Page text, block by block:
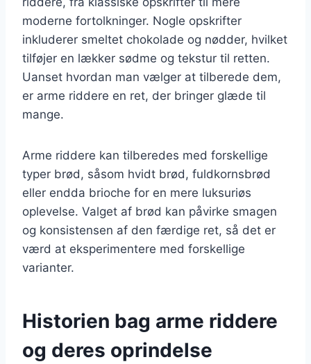
moderne fortolkninger. Nogle opskrifter
inkluderer smeltet chokolade og nødder, hvilket
tilføjer en lækker sødme og tekstur til retten.
Uanset hvordan man vælger at tilberede dem,
er arme riddere en ret, der bringer glæde til
mange.
Arme riddere kan tilberedes med forskellige
typer brød, såsom hvidt brød, fuldkornsbrød
eller endda brioche for en mere luksuriøs
oplevelse. Valget af brød kan påvirke smagen
og konsistensen af den færdige ret, så det er
værd at eksperimentere med forskellige
varianter.
Historien bag arme riddere
og deres oprindelse